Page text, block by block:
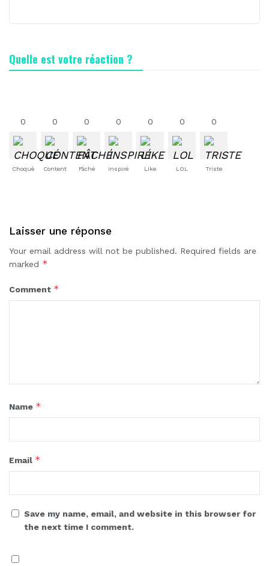
Quelle est votre réaction ?
0
Choqué
0
Content
0
Fâché
0
Inspiré
0
Like
0
LOL
0
Triste
Laisser une réponse
Your email address will not be published. Required fields are
marked *
Comment *
Name *
Email *
Save my name, email, and website in this browser for
the next time I comment.